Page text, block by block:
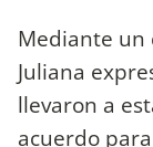
Mediante un
Juliana
llevaron a
acuerdo